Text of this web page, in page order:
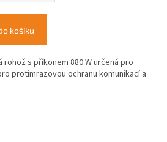
košíku
rohož s příkonem 880 W určená pro
protimrazovou ochranu komunikací a